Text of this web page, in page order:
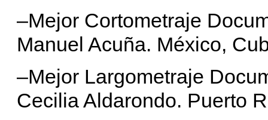
–Mejor Cortometraje
Manuel Acuña. México,
–Mejor Largometraje
Cecilia Aldarondo. Puerto